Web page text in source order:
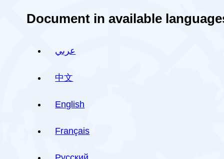
Document in available
عربي
中文
English
Français